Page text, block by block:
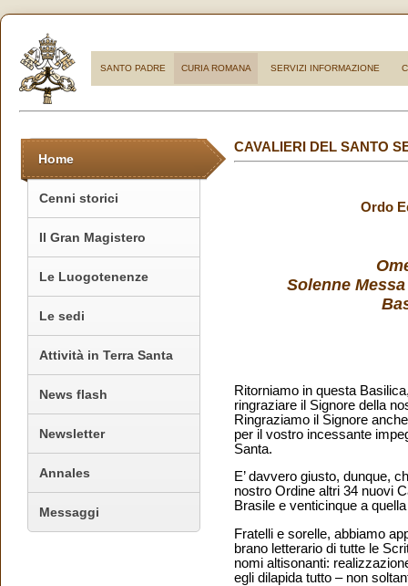
SANTO PADRE CURIA ROMANA SERVIZI INFORMAZIONE
Home
Cenni storici
Il Gran Magistero
Le Luogotenenze
Le sedi
Attività in Terra Santa
News flash
Newsletter
Annales
Messaggi
CAVALIERI DEL SANTO
Ordo
Solenne
Ritorniamo in questa
ringraziare il Signore della
Ringraziamo il Signore
per il vostro incessante
Santa.
E’ davvero giusto, dunque,
nostro Ordine altri 34 nuovi
Brasile e venticinque a
Fratelli e sorelle, abbiamo
brano letterario di tutte le
nomi altisonanti:
egli dilapida tutto – non